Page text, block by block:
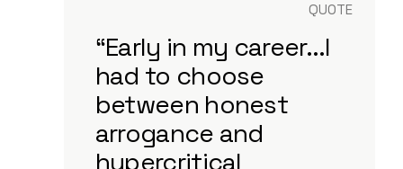
QUOTE
“Early in my career...I
had to choose
between honest
arrogance and
hypercritical